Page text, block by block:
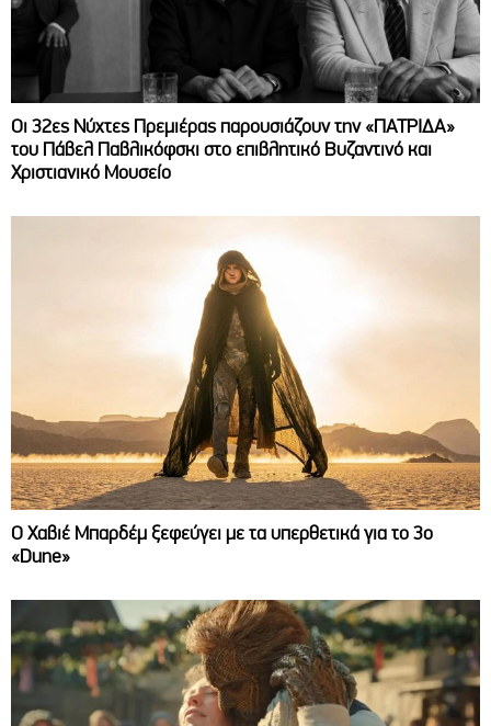
Οι 32ες Νύχτες Πρεμιέρας παρουσιάζουν την «ΠΑΤΡΙΔΑ»
του Πάβελ Παβλικόφσκι στο επιβλητικό Βυζαντινό και
Χριστιανικό Μουσείο
O Χαβιέ Μπαρδέμ ξεφεύγει με τα υπερθετικά για το 3ο
«Dune»